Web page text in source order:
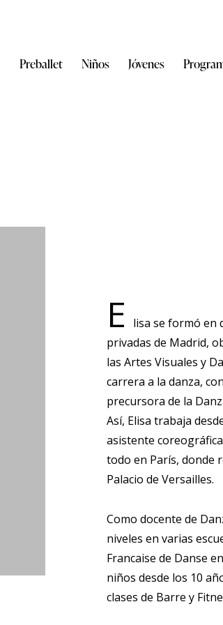
Preballet Niños Jóvenes
E
lisa se formó en
privadas de Madrid,
las Artes Visuales y
carrera a la danza,
precursora de la
Así, Elisa trabaja
asistente
todo en París, donde
Palacio de Versailles.
Como docente de
niveles en varias
Francaise de Danse
niños desde los 10
clases de Barre y